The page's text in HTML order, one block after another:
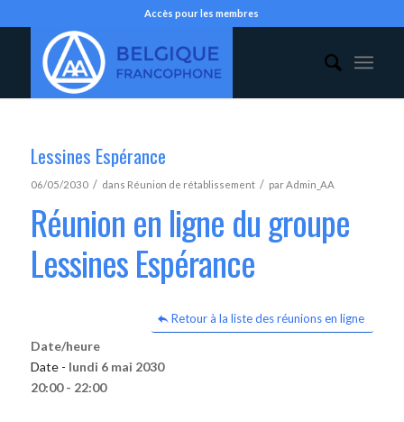
Accès pour les membres
Lessines Espérance
06/05/2030 / dans Réunion de rétablissement / parAdmin_AA
Réunion en ligne du groupe
Lessines Espérance
Retour à la liste des réunions en ligne
Date/heure
Date - lundi 6 mai 2030
20:00 - 22:00